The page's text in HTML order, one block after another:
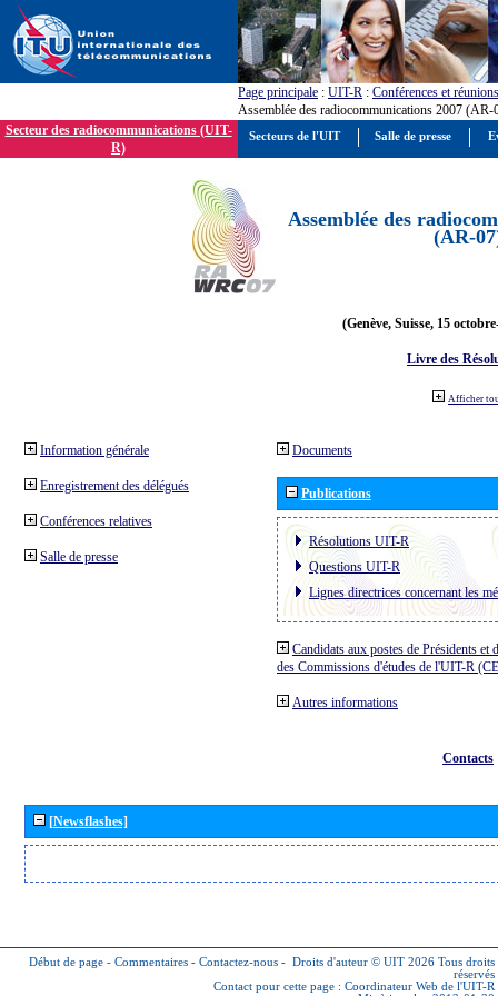
Page principale : UIT-R : Conférences et réunions
Assemblée des radiocommunications 2007 (AR-
Secteur des radiocommunications (UIT-
R)
Assemblée des
(AR-
(Genève, Suisse, 15
Livre des
Afficher
Information générale
Enregistrement des délégués
Conférences relatives
Salle de presse
Documents
Publications
Résolutions UIT-R
Questions UIT-R
Lignes directrices concernant les
Candidats aux postes de Présidents et
des Commissions d'études de l'UIT-R
Autres informations
Contacts
[Newsflashes]
Début de page - Commentaires - Contactez-nous - Droits d'auteur © UIT 2026 Tous droits
réservés
Contact pour cette page : Coordinateur Web de l'UIT-R
Secteurs de l'UIT Salle de presse